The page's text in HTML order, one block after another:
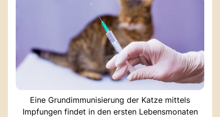
Eine Grundimmunisierung der Katze mittels
Impfungen findet in den ersten Lebensmonaten